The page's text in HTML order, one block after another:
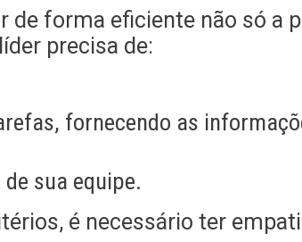
de forma eficiente não só a
precisa de:
fornecendo as
sua equipe.
é necessário ter